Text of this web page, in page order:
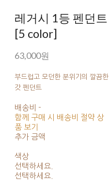
레거시 1등 펜던트
[5 color]
63,000원
부드럽고 모던한 분위기의 깔끔한
갓 펜던트
배송비 -
함께 구매 시 배송비 절약 상
품 보기
추가 금액
색상
선택하세요.
선택하세요.